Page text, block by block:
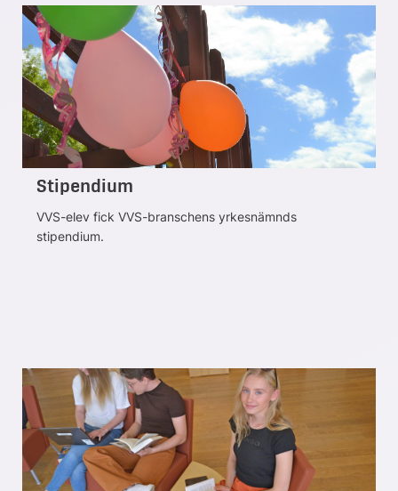
Stipendium
VVS-elev fick VVS-branschens yrkesnämnds
stipendium.